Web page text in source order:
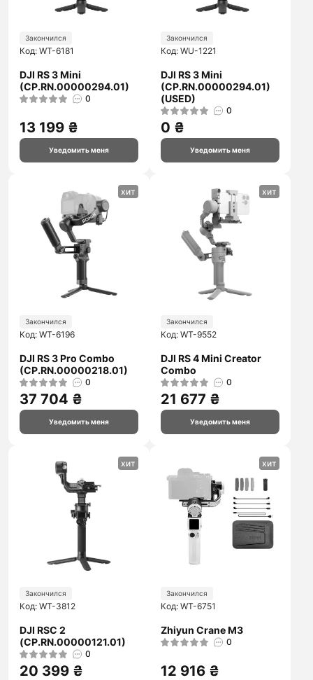
Закончился
Код: WT-6181
DJI RS 3 Mini
(CP.RN.00000294.01)
0
13 199 ₴
Уведомить меня
Закончился
Код: WU-1221
DJI RS 3 Mini
(CP.RN.00000294.01)
(USED)
0
0 ₴
Уведомить меня
хит
Закончился
Код: WT-6196
DJI RS 3 Pro Combo
(CP.RN.00000218.01)
0
37 704 ₴
Уведомить меня
хит
Закончился
Код: WT-9552
DJI RS 4 Mini Creator
Combo
0
21 677 ₴
Уведомить меня
хит
Закончился
Код: WT-3812
DJI RSC 2
(CP.RN.00000121.01)
0
20 399 ₴
хит
Закончился
Код: WT-6751
Zhiyun Crane M3
0
12 916 ₴